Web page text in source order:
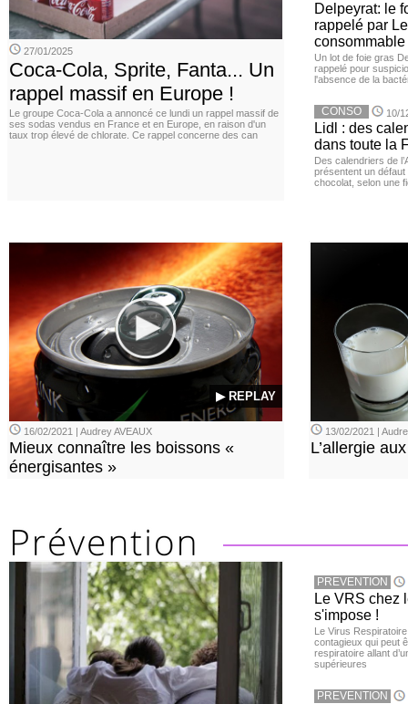
27/01/2025
Coca-Cola, Sprite, Fanta... Un
rappel massif en Europe !
Le groupe Coca-Cola a annoncé ce lundi un rappel massif de
ses sodas vendus en France et en Europe, en raison d'un
taux trop élevé de chlorate. Ce rappel concerne des can
Delpeyrat: le
rappelé par
consommable
Un lot de foie gras
rappelé pour
l'absence de la
CONSO 10/
Lidl : des
dans toute la
Des calendriers de
présentent un défaut
chocolat, selon une
▶ REPLAY
16/02/2021 | Audrey AVEAUX
Mieux connaître les boissons «
énergisantes »
13/02/2021 |
L’allergie
PREVENTION
Le VRS chez
s'impose !
Le Virus
contagieux qui peut
respiratoire allant
supérieures
PREVENTION